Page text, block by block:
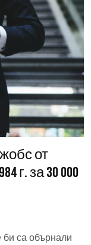
от
г. за 30 000
са обърнали